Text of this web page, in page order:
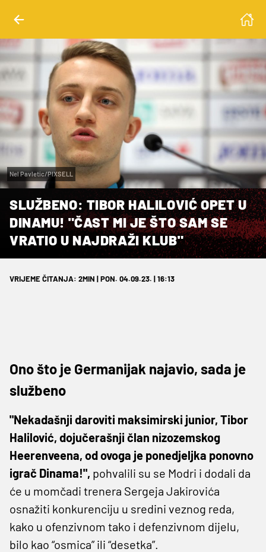
Nel Pavletic/PIXSELL
SLUŽBENO: TIBOR HALILOVIĆ OPET U
DINAMU! "ČAST MI JE ŠTO SAM SE
VRATIO U NAJDRAŽI KLUB"
VRIJEME ČITANJA: 2MIN | PON. 04.09.23. | 16:13
Ono što je Germanijak najavio, sada je
službeno
"Nekadašnji daroviti maksimirski junior, Tibor
Halilović, dojučerašnji član nizozemskog
Heerenveena, od ovoga je ponedjeljka ponovno
igrač Dinama!", pohvalili su se Modri i dodali da
će u momčadi trenera Sergeja Jakirovića
osnažiti konkurenciju u sredini veznog reda,
kako u ofenzivnom tako i defenzivnom dijelu,
bilo kao “osmica” ili “desetka”.